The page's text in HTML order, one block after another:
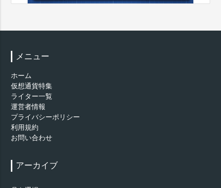
メニュー
ホーム
仮想通貨特集
ライター一覧
運営者情報
プライバシーポリシー
利用規約
お問い合わせ
アーカイブ